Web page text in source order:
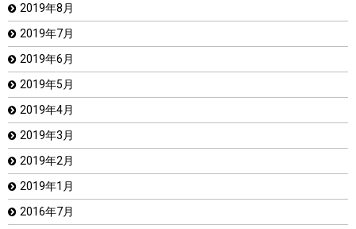
2019年8月
2019年7月
2019年6月
2019年5月
2019年4月
2019年3月
2019年2月
2019年1月
2016年7月